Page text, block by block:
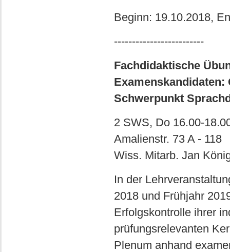
Beginn: 19.10.2018,
-------------------------
Fachdidaktische
Schwerpunkt
2 SWS, Do 16.00-
Amalienstr. 73 A - 118
Wiss. Mitarb. Jan
In der
2018 und Frühjahr
Erfolgskontrolle ihrer
prüfungsrelevanten
Plenum anhand